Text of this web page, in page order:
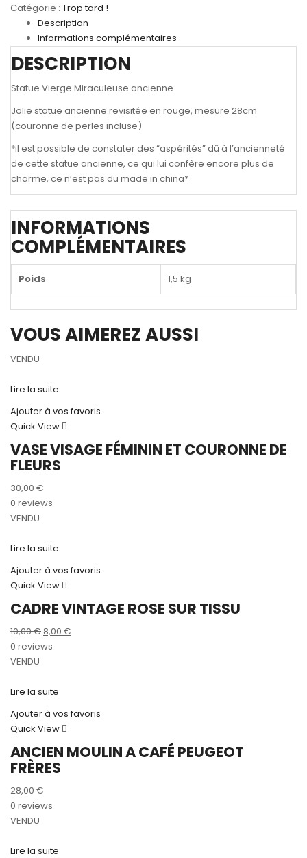
Catégorie : Trop tard !
Description
Informations complémentaires
DESCRIPTION
Statue Vierge Miraculeuse ancienne
Jolie statue ancienne revisitée en rouge, mesure 28cm
(couronne de perles incluse)
*il est possible de constater des “aspérités” dû à l’ancienneté
de cette statue ancienne, ce qui lui confère encore plus de
charme, ce n’est pas du made in china*
INFORMATIONS
COMPLÉMENTAIRES
Poids 1,5 kg
VOUS AIMEREZ AUSSI
VENDU
Lire la suite
Ajouter à vos favoris
Quick View
VASE VISAGE FÉMININ ET COURONNE DE
FLEURS
30,00 €
0 reviews
VENDU
Lire la suite
Ajouter à vos favoris
Quick View
CADRE VINTAGE ROSE SUR TISSU
10,00€Le
prix
10,00 €.
8,00 €
0 reviews
VENDU
Lire la suite
Ajouter à vos favoris
Quick View
ANCIEN MOULIN A CAFÉ PEUGEOT
FRÈRES
28,00 €
0 reviews
VENDU
Lire la suite